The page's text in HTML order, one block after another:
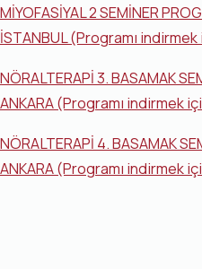
MİYOFASİYAL 2 SEMİNER
İSTANBUL (Programı
NÖRALTERAPİ 3. BASAMAK
ANKARA (Programı indirmek
NÖRALTERAPİ 4. BASAMAK
ANKARA (Programı indirmek